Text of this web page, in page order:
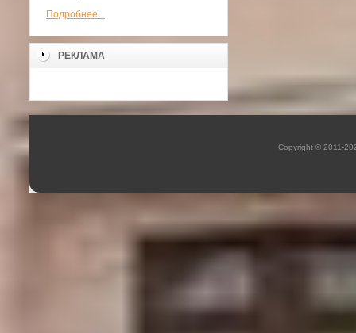
Подробнее...
РЕКЛАМА
Copyright © 2011-